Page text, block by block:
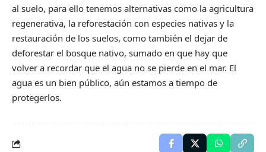
al suelo, para ello tenemos alternativas como la agricultura
regenerativa, la reforestación con especies nativas y la
restauración de los suelos, como también el dejar de
deforestar el bosque nativo, sumado en que hay que
volver a recordar que el agua no se pierde en el mar. El
agua es un bien público, aún estamos a tiempo de
protegerlos.